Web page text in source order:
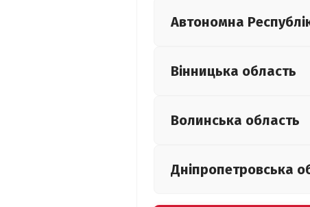
Автономна
Вінницька область
Волинська область
Дніпропетровська